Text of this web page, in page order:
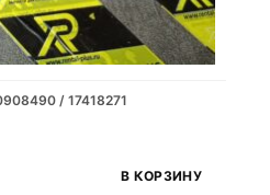
/ 17418271
В КОРЗИНУ